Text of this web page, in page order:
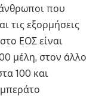
που
τις εξορμήσεις
ΕΟΣ είναι
μέλη, στον άλλο
100 και